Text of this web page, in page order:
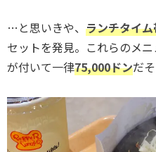
…と思いきや、 ランチタイ
セットを発見。これらのメ
が付いて一律75,000ドンだ